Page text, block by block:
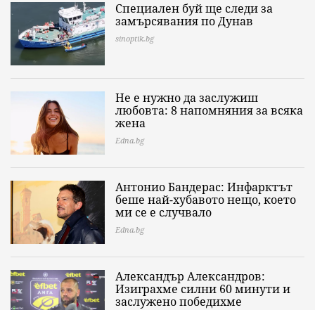
Специален буй ще следи за
замърсявания по Дунав
sinoptik.bg
Не е нужно да заслужиш
любовта: 8 напомняния за всяка
жена
Edna.bg
Антонио Бандерас: Инфарктът
беше най-хубавото нещо, което
ми се е случвало
Edna.bg
Александър Александров:
Изиграхме силни 60 минути и
заслужено победихме